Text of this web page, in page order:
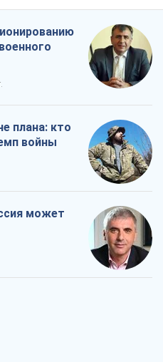
плана: кто
войны
может